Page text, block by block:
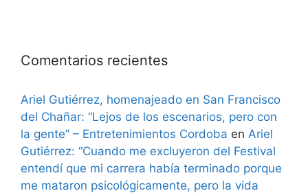
Comentarios recientes
Ariel Gutiérrez, homenajeado en San Francisco
del Chañar: “Lejos de los escenarios, pero con
la gente” – Entretenimientos Cordoba en Ariel
Gutiérrez: “Cuando me excluyeron del Festival
entendí que mi carrera había terminado porque
me mataron psicológicamente, pero la vida